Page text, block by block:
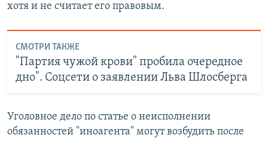
хотя и не считает его правовым.
СМОТРИ ТАКЖЕ
"Партия чужой крови" пробила очередное
дно". Соцсети о заявлении Льва Шлосберга
Уголовное дело по статье о неисполнении
обязанностей "иноагента" могут возбудить после